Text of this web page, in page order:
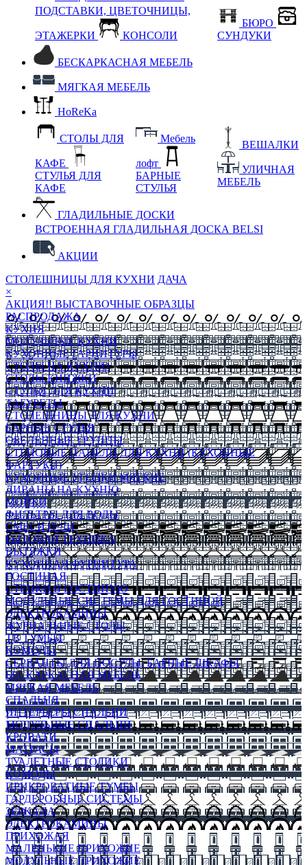
ПОДСТАВКИ, ЦВЕТОЧНИЦЫ,
ЭТАЖЕРКИ КОНСОЛИ
БЮРО
СУНДУКИ
БЕСКАРКАСНАЯ МЕБЕЛЬ
МЯГКАЯ МЕБЕЛЬ
HoReKa
СТОЛЫ ДЛЯ
КАФЕ
СТУЛЬЯ ДЛЯ
КАФЕ
Мебель
лофт
БАРНЫЕ
СТУЛЬЯ
ВЕШАЛКИ
УЛИЧНАЯ
МЕБЕЛЬ
ГЛАДИЛЬНЫЕ ДОСКИ
ВСТРОЕННАЯ ГЛАДИЛЬНАЯ ДОСКА BELSI
АКЦИИ
СТОЛЕШНИЦЫ ДЛЯ КУХНИ ДАЧА
×
АКЦИЯ!! ВЫСТАВОЧНЫЕ ОБРАЗЦЫ
РАСПРОДАЖА
КУХНЯ
МОДУЛЬНЫЕ КУХНИ
КУХОННЫЕ ГАРНИТУРЫ
СТОЛЫ НА КУХНЮ
СТОЛЫ КНИЖКИ
СТУЛЬЯ ДЛЯ КУХНИ
ТАБУРЕТЫ
СТОЛЕШНИЦЫ ДЛЯ КУХНИ
БАРНЫЕ СТУЛЬЯ
ОБЕДЕННЫЕ ГРУППЫ
СТЕНОВЫЕ ПАНЕЛИ ДЛЯ КУХНИ (КУХОННЫЕ
ФАРТУКИ)
КУХОННЫЕ УГОЛКИ МЯГКИЕ
ДИВАНЫ НА КУХНЮ
МОЙКИ
ФИЛЬТРЫ ДЛЯ ВОДЫ
СМЕСИТЕЛИ
БЫТОВАЯ ТЕХНИКА
ВЫТЯЖКИ
КУХОННАЯ ФУРНИТУРА
ГОСТИНАЯ
СТЕНКИ В ГОСТИНУЮ
МОДУЛЬНЫЕ СИСТЕМЫ ДЛЯ ГОСТИНОЙ
ЭЛЕКТРОКАМИНЫ
ЖУРНАЛЬНЫЕ СТОЛЫ
ТВ ТУМБЫ
КОМОДЫ
СЕРВАНТЫ ДЛЯ ПОСУДЫ, БАРНЫЕ ШКАФЫ
БЕСКАРКАСНАЯ МЕБЕЛЬ
МЯГКАЯ МЕБЕЛЬ
СПАЛЬНЯ
ИНТЕРЬЕРЫ СПАЛЬНИ
МОДУЛЬНЫЕ СПАЛЬНИ
КРОВАТИ
МАТРАСЫ
ТУАЛЕТНЫЕ СТОЛИКИ
КОМОДЫ
ПРИКРОВАТНЫЕ ТУМБЫ
ГАРДЕРОБНЫЕ СИСТЕМЫ
ЗЕРКАЛА
ЭЛЕКТРОКАМИНЫ
ПРИХОЖАЯ
МАЛЕНЬКИЕ ПРИХОЖИЕ
МОДУЛЬНЫЕ ПРИХОЖИЕ